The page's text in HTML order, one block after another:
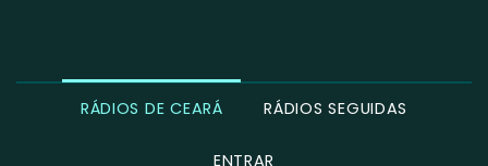
RÁDIOS DE CEARÁ RÁDIOS SEGUIDAS
ENTRAR